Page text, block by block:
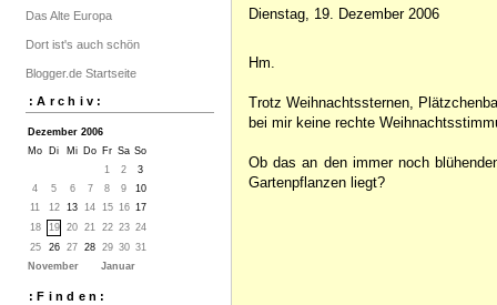
Das Alte Europa
Dort ist's auch schön
Blogger.de Startseite
:Archiv:
Dezember 2006
Mo
Di Mi Do Fr Sa So
1
2
3
4
5 6 7 8 9
10
11
12 13 14 15 16 17
18
19 20 21 22 23 24
25
26 27 28 29 30 31
November
Januar
:Finden:
Dienstag, 19. Dezember 2006
Hm.
Trotz Weihnachtssternen,
bei mir keine rechte
Ob das an den immer noch
Gartenpflanzen liegt?